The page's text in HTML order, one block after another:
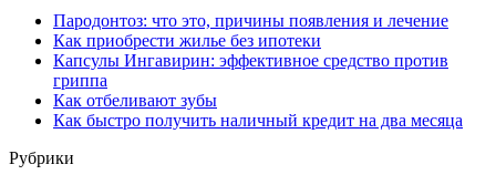
Пародонтоз: что это, причины появления и лечение
Как приобрести жилье без ипотеки
Капсулы Ингавирин: эффективное средство против
гриппа
Как отбеливают зубы
Как быстро получить наличный кредит на два месяца
Рубрики